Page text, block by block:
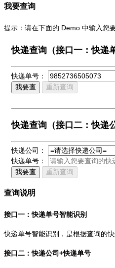
我要查询
提示：请在下面的 Demo 中输入您
快递查询（接口一：快递
快递单号：
我要查
重新查询
快递查询（接口二：快递
快递公司：
快递单号：
我要查
重新查询
查询说明
接口一：快递单号智能识别
快递单号智能识别，是根据查询的
接口二：快递公司+快递单号